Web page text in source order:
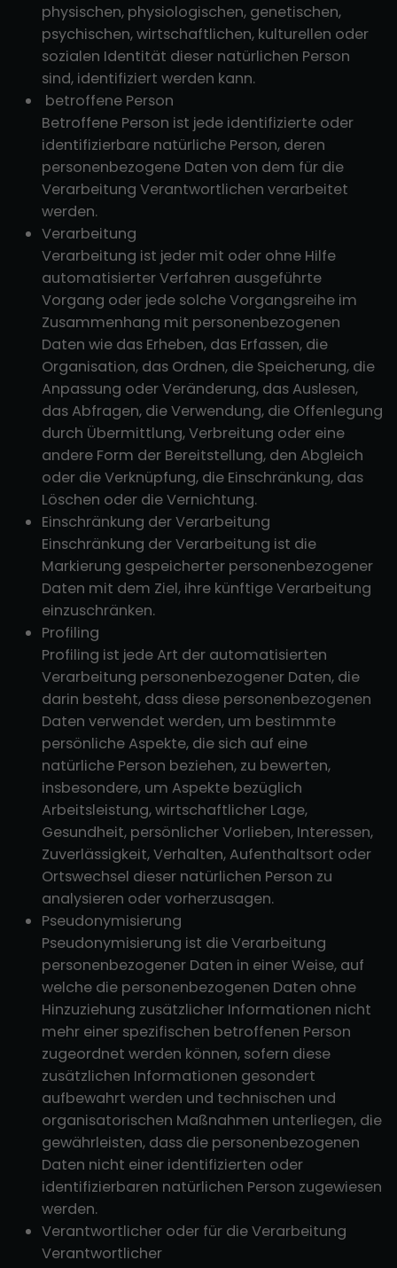
physischen, physiologischen, genetischen,
psychischen, wirtschaftlichen, kulturellen oder
sozialen Identität dieser natürlichen Person
sind, identifiziert werden kann.
betroffene Person
Betroffene Person ist jede identifizierte oder
identifizierbare natürliche Person, deren
personenbezogene Daten von dem für die
Verarbeitung Verantwortlichen verarbeitet
werden.
Verarbeitung
Verarbeitung ist jeder mit oder ohne Hilfe
automatisierter Verfahren ausgeführte
Vorgang oder jede solche Vorgangsreihe im
Zusammenhang mit personenbezogenen
Daten wie das Erheben, das Erfassen, die
Organisation, das Ordnen, die Speicherung, die
Anpassung oder Veränderung, das Auslesen,
das Abfragen, die Verwendung, die Offenlegung
durch Übermittlung, Verbreitung oder eine
andere Form der Bereitstellung, den Abgleich
oder die Verknüpfung, die Einschränkung, das
Löschen oder die Vernichtung.
Einschränkung der Verarbeitung
Einschränkung der Verarbeitung ist die
Markierung gespeicherter personenbezogener
Daten mit dem Ziel, ihre künftige Verarbeitung
einzuschränken.
Profiling
Profiling ist jede Art der automatisierten
Verarbeitung personenbezogener Daten, die
darin besteht, dass diese personenbezogenen
Daten verwendet werden, um bestimmte
persönliche Aspekte, die sich auf eine
natürliche Person beziehen, zu bewerten,
insbesondere, um Aspekte bezüglich
Arbeitsleistung, wirtschaftlicher Lage,
Gesundheit, persönlicher Vorlieben, Interessen,
Zuverlässigkeit, Verhalten, Aufenthaltsort oder
Ortswechsel dieser natürlichen Person zu
analysieren oder vorherzusagen.
Pseudonymisierung
Pseudonymisierung ist die Verarbeitung
personenbezogener Daten in einer Weise, auf
welche die personenbezogenen Daten ohne
Hinzuziehung zusätzlicher Informationen nicht
mehr einer spezifischen betroffenen Person
zugeordnet werden können, sofern diese
zusätzlichen Informationen gesondert
aufbewahrt werden und technischen und
organisatorischen Maßnahmen unterliegen, die
gewährleisten, dass die personenbezogenen
Daten nicht einer identifizierten oder
identifizierbaren natürlichen Person zugewiesen
werden.
Verantwortlicher oder für die Verarbeitung
Verantwortlicher